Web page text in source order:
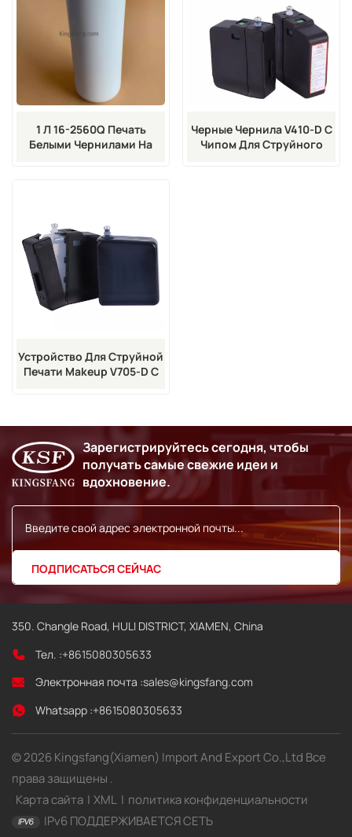
1 Л 16-2560Q Печать
Белыми Чернилами На
Черные Чернила V410-D С
Чипом Для Струйного
Устройство Для Струйной
Печати Makeup V705-D С
Зарегистрируйтесь сегодня, чтобы
получать самые свежие идеи и
вдохновение.
350. Changle Road, HULI DISTRICT, XIAMEN, China
Тел. :+8615080305633
Электронная почта :sales@kingsfang.com
Whatsapp :+8615080305633
© 2026 Kingsfang(Xiamen) Import And Export Co.,Ltd Все
права защищены .
Карта сайта | XML | политика конфиденциальности
IPv6 ПОДДЕРЖИВАЕТСЯ СЕТЬ